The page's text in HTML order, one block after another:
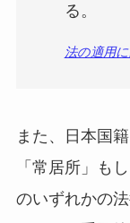
る。
法の適用
また、日本国
「常居所」も
のいずれかの